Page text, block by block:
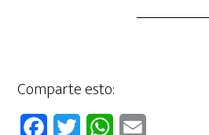
Comparte esto:
W